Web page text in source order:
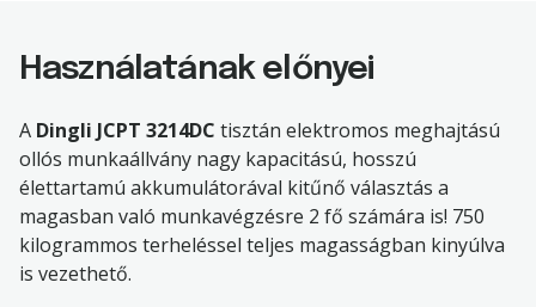
Használatának előnyei
A Dingli JCPT 3214DC tisztán elektromos meghajtású
ollós munkaállvány nagy kapacitású, hosszú
élettartamú akkumulátorával kitűnő választás a
magasban való munkavégzésre 2 fő számára is! 750
kilogrammos terheléssel teljes magasságban kinyúlva
is vezethető.